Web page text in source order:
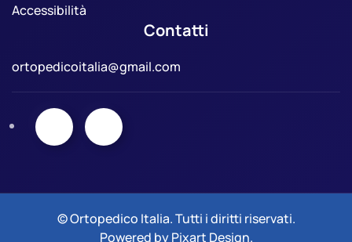
Accessibilità
Contatti
ortopedicoitalia@gmail.com
© Ortopedico Italia. Tutti i diritti riservati.
Powered byPixart Design.